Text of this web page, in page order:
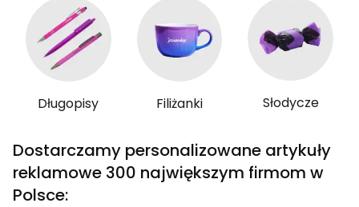
Długopisy Filiżanki Słodycze
Dostarczamy personalizowane artykuły
reklamowe 300 największym firmom w
Polsce: